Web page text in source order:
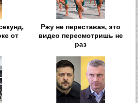
от
Ржу не переставая, это
видео пересмотришь не
раз